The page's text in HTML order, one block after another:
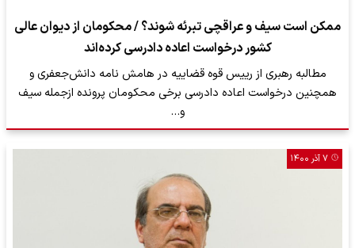
ممکن است سیف و عراقچی تبرئه شوند؟ / محکومان از دیوان عالی
کشور درخواست اعاده دادرسی کرده‌اند
مطالبه رهبری از رییس قوه قضاییه در هامش نامه دانش‌جعفری و
همچنین درخواست اعاده دادرسی برخی محکومان پرونده ازجمله سیف
و…
۷ آذر ۱۴۰۰